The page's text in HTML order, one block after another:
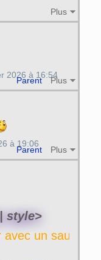
Plus
Parent Plus
2026 à 16:54
Parent Plus
à 19:06
style>
naturel